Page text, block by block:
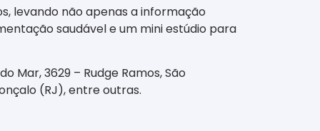
levando não apenas a informação
saudável e um mini estúdio para
Mar, 3629 – Rudge Ramos, São
(RJ), entre outras.